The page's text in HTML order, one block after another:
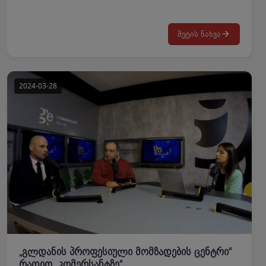
განხილვა: უვიზო მიმოსვლა ევროკავშირში, თავშესაფრის
მოთხოვნა ევროკავშირში / ბოლო მონაცემები/
საზღვარგარეთ და სხვა თემები. შეხვედრის მიზანი იყო
პროფესიული სტუდენტებისთვის ცნობიერების ამაღლება
ზემოთ ჩამოთვლილი საკითხებთან დაკავშირებით, რათა
თავიდან აირიდონ უკანონო მიგრაცია, შრომითი
ექსპლუატაციის რისკები, იცოდნენ პროცედურულად რას
მოიცავს შენგენის ზონაში გამგზავრება და რა შემთხვევაში
არის შესაძლებელი თავშესაფრის მოთხოვნა.
მეტის ნახვა
„გლდანის პროფესიული მომზადების ცენტრი“